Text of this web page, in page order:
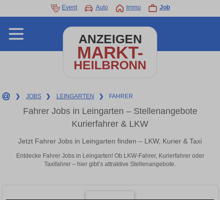
Event Auto Immo Job
ANZEIGEN
MARKT-
HEILBRONN
❯ JOBS ❯ LEINGARTEN ❯ FAHRER
Fahrer Jobs in Leingarten – Stellenangebote
Kurierfahrer & LKW
Jetzt Fahrer Jobs in Leingarten finden – LKW, Kurier & Taxi
Entdecke Fahrer Jobs in Leingarten! Ob LKW-Fahrer, Kurierfahrer oder
Taxifahrer – hier gibt’s attraktive Stellenangebote.